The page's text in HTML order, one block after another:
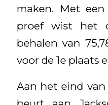
maken. Met
proef wist het
behalen van
voor de 1e plaats
Aan het eind